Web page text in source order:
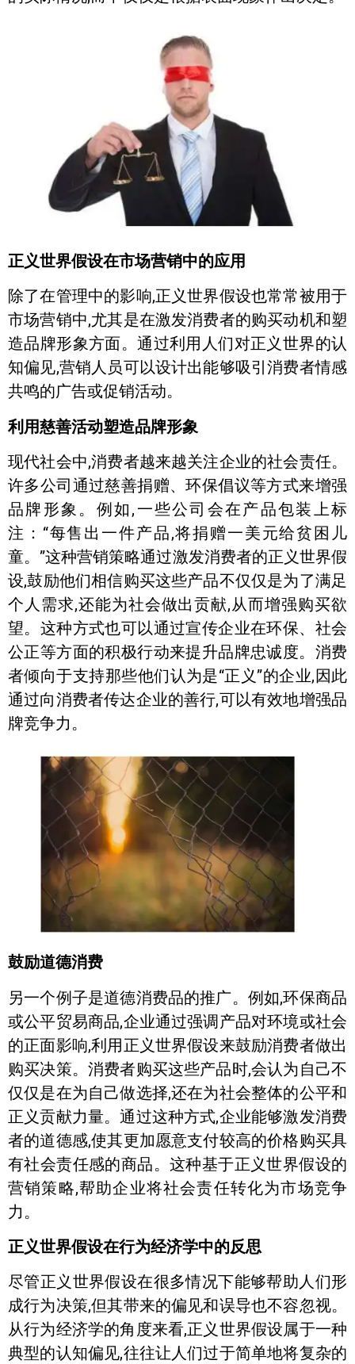
正义世界假设在市场营销中的应用
除了在管理中的影响,正义世界假设也常常被用于
市场营销中,尤其是在激发消费者的购买动机和塑
造品牌形象方面。通过利用人们对正义世界的认
知偏见,营销人员可以设计出能够吸引消费者情感
共鸣的广告或促销活动。
利用慈善活动塑造品牌形象
现代社会中,消费者越来越关注企业的社会责任。
许多公司通过慈善捐赠、环保倡议等方式来增强
品牌形象。例如,一些公司会在产品包装上标
注：“每售出一件产品,将捐赠一美元给贫困儿
童。”这种营销策略通过激发消费者的正义世界假
设,鼓励他们相信购买这些产品不仅仅是为了满足
个人需求,还能为社会做出贡献,从而增强购买欲
望。这种方式也可以通过宣传企业在环保、社会
公正等方面的积极行动来提升品牌忠诚度。消费
者倾向于支持那些他们认为是“正义”的企业,因此
通过向消费者传达企业的善行,可以有效地增强品
牌竞争力。
鼓励道德消费
另一个例子是道德消费品的推广。例如,环保商品
或公平贸易商品,企业通过强调产品对环境或社会
的正面影响,利用正义世界假设来鼓励消费者做出
购买决策。消费者购买这些产品时,会认为自己不
仅仅是在为自己做选择,还在为社会整体的公平和
正义贡献力量。通过这种方式,企业能够激发消费
者的道德感,使其更加愿意支付较高的价格购买具
有社会责任感的商品。这种基于正义世界假设的
营销策略,帮助企业将社会责任转化为市场竞争
力。
正义世界假设在行为经济学中的反思
尽管正义世界假设在很多情况下能够帮助人们形
成行为决策,但其带来的偏见和误导也不容忽视。
从行为经济学的角度来看,正义世界假设属于一种
典型的认知偏见,往往让人们过于简单地将复杂的